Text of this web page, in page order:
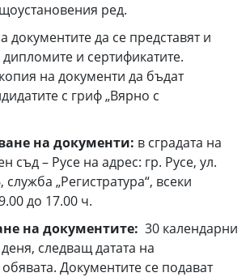
ред.
документите да се представят и
и сертификатите.
на документи да бъдат
с гриф „Вярно с
на документи: в сградата на
съд – Русе на адрес: гр. Русе, ул.
„Регистратура“, всеки
до 17.00 ч.
на документите: 30 календарни
следващ датата на
Документите се подават